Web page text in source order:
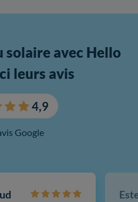
solaire avec Hello
leurs avis
4,9
Google